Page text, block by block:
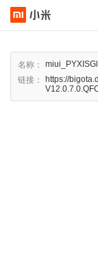
名称：
链接：
https://